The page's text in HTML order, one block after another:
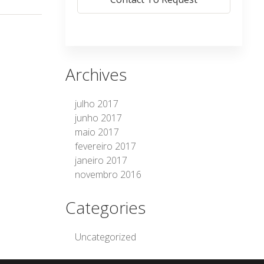
Archives
julho 2017
junho 2017
maio 2017
fevereiro 2017
janeiro 2017
novembro 2016
Categories
Uncategorized